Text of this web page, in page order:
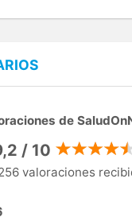
de
/ 10
valoraciones